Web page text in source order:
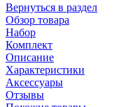
Вернуться в раздел
Обзор товара
Набор
Комплект
Описание
Характеристики
Аксессуары
Отзывы